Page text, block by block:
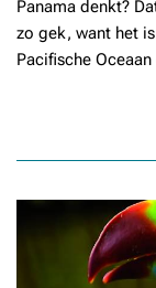
Panama denkt?
zo gek, want het
Pacifische